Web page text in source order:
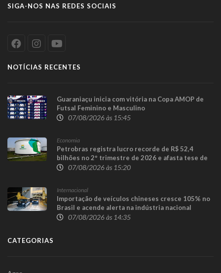
SIGA-NOS NAS REDES SOCIAIS
NOTÍCIAS RECENTES
Guaraniaçu inicia com vitória na Copa AMOP de
Futsal Feminino e Masculino
07/08/2026 às 15:45
Economia
Petrobras registra lucro recorde de R$ 52,4
bilhões no 2º trimestre de 2026 e afasta tese de
defasagem nos combustíveis
07/08/2026 às 15:20
Internacional
Importação de veículos chineses cresce 105% no
Brasil e acende alerta na indústria nacional
07/08/2026 às 14:35
CATEGORIAS